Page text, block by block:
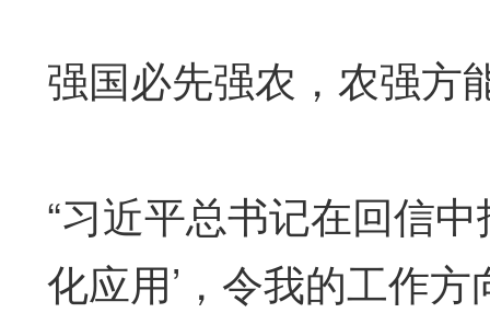
强国必先强农，农强方
“习近平总书记在回信
化应用’，令我的工作